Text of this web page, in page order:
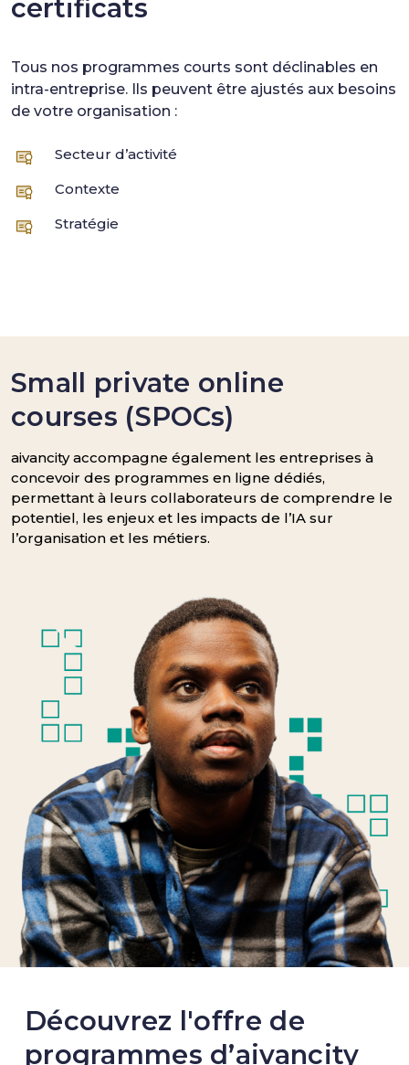
certificats
Tous nos programmes courts sont déclinables en
intra-entreprise. Ils peuvent être ajustés aux besoins
de votre organisation :
Secteur d’activité
Contexte
Stratégie
Small private online
courses (SPOCs)
aivancity accompagne également les entreprises à
concevoir des programmes en ligne dédiés,
permettant à leurs collaborateurs de comprendre le
potentiel, les enjeux et les impacts de l’IA sur
l’organisation et les métiers.
Découvrez l'offre de
programmes d’aivancity